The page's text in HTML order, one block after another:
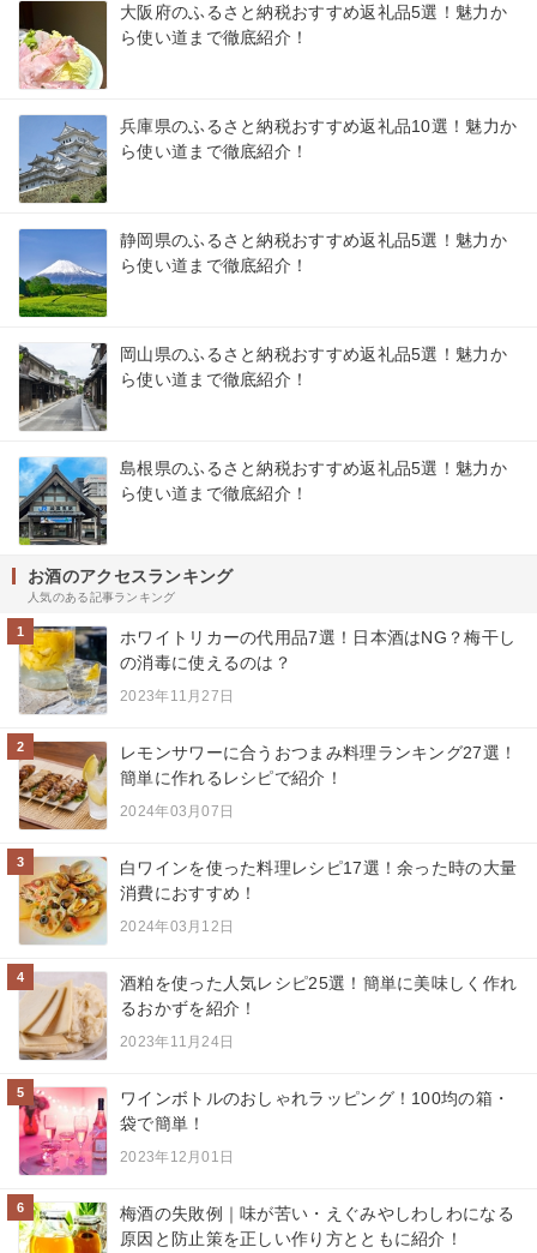
大阪府のふるさと納税おすすめ返礼品5選！魅力か
ら使い道まで徹底紹介！
兵庫県のふるさと納税おすすめ返礼品10選！魅力か
ら使い道まで徹底紹介！
静岡県のふるさと納税おすすめ返礼品5選！魅力か
ら使い道まで徹底紹介！
岡山県のふるさと納税おすすめ返礼品5選！魅力か
ら使い道まで徹底紹介！
島根県のふるさと納税おすすめ返礼品5選！魅力か
ら使い道まで徹底紹介！
お酒のアクセスランキング
人気のある記事ランキング
1
ホワイトリカーの代用品7選！日本酒はNG？梅干し
の消毒に使えるのは？
2023年11月27日
2
レモンサワーに合うおつまみ料理ランキング27選！
簡単に作れるレシピで紹介！
2024年03月07日
3
白ワインを使った料理レシピ17選！余った時の大量
消費におすすめ！
2024年03月12日
4
酒粕を使った人気レシピ25選！簡単に美味しく作れ
るおかずを紹介！
2023年11月24日
5
ワインボトルのおしゃれラッピング！100均の箱・
袋で簡単！
2023年12月01日
6
梅酒の失敗例｜味が苦い・えぐみやしわしわになる
原因と防止策を正しい作り方とともに紹介！